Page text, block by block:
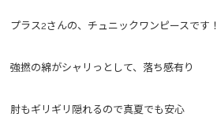
プラス2さんの、チュニックワンピースです！
強撚の綿がシャリっとして、落ち感有り
肘もギリギリ隠れるので真夏でも安心